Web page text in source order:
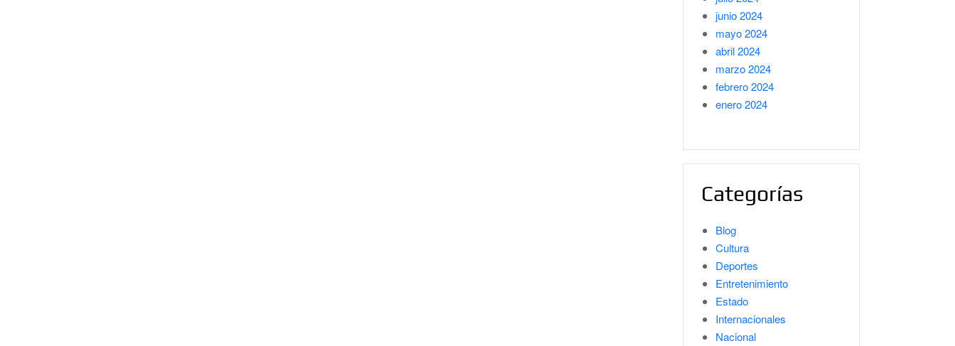
junio 2024
mayo 2024
abril 2024
marzo 2024
febrero 2024
enero 2024
Categorías
Blog
Cultura
Deportes
Entretenimiento
Estado
Internacionales
Nacional